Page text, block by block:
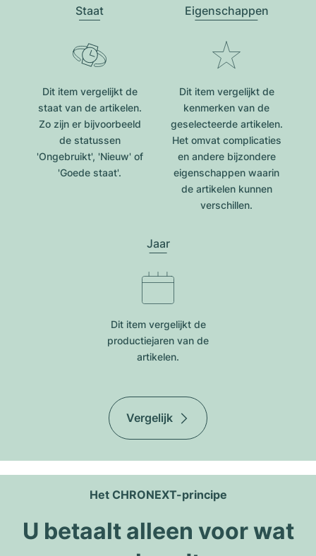
Staat
Dit item vergelijkt de
staat van de artikelen.
Zo zijn er bijvoorbeeld
de statussen
'Ongebruikt', 'Nieuw' of
'Goede staat'.
Eigenschappen
Dit item vergelijkt de
kenmerken van de
geselecteerde artikelen.
Het omvat complicaties
en andere bijzondere
eigenschappen waarin
de artikelen kunnen
verschillen.
Jaar
Dit item vergelijkt de
productiejar​en van de
artikelen.
Vergelijk
Het CHRONEXT-principe
U betaalt alleen voor wat